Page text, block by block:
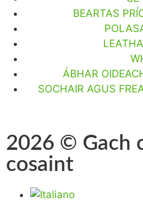
BEARTAS
ÁBHAR
SOCHAIR AGUS
2026 © Gach
cosaint